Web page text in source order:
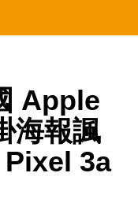
Apple
海報諷
3a